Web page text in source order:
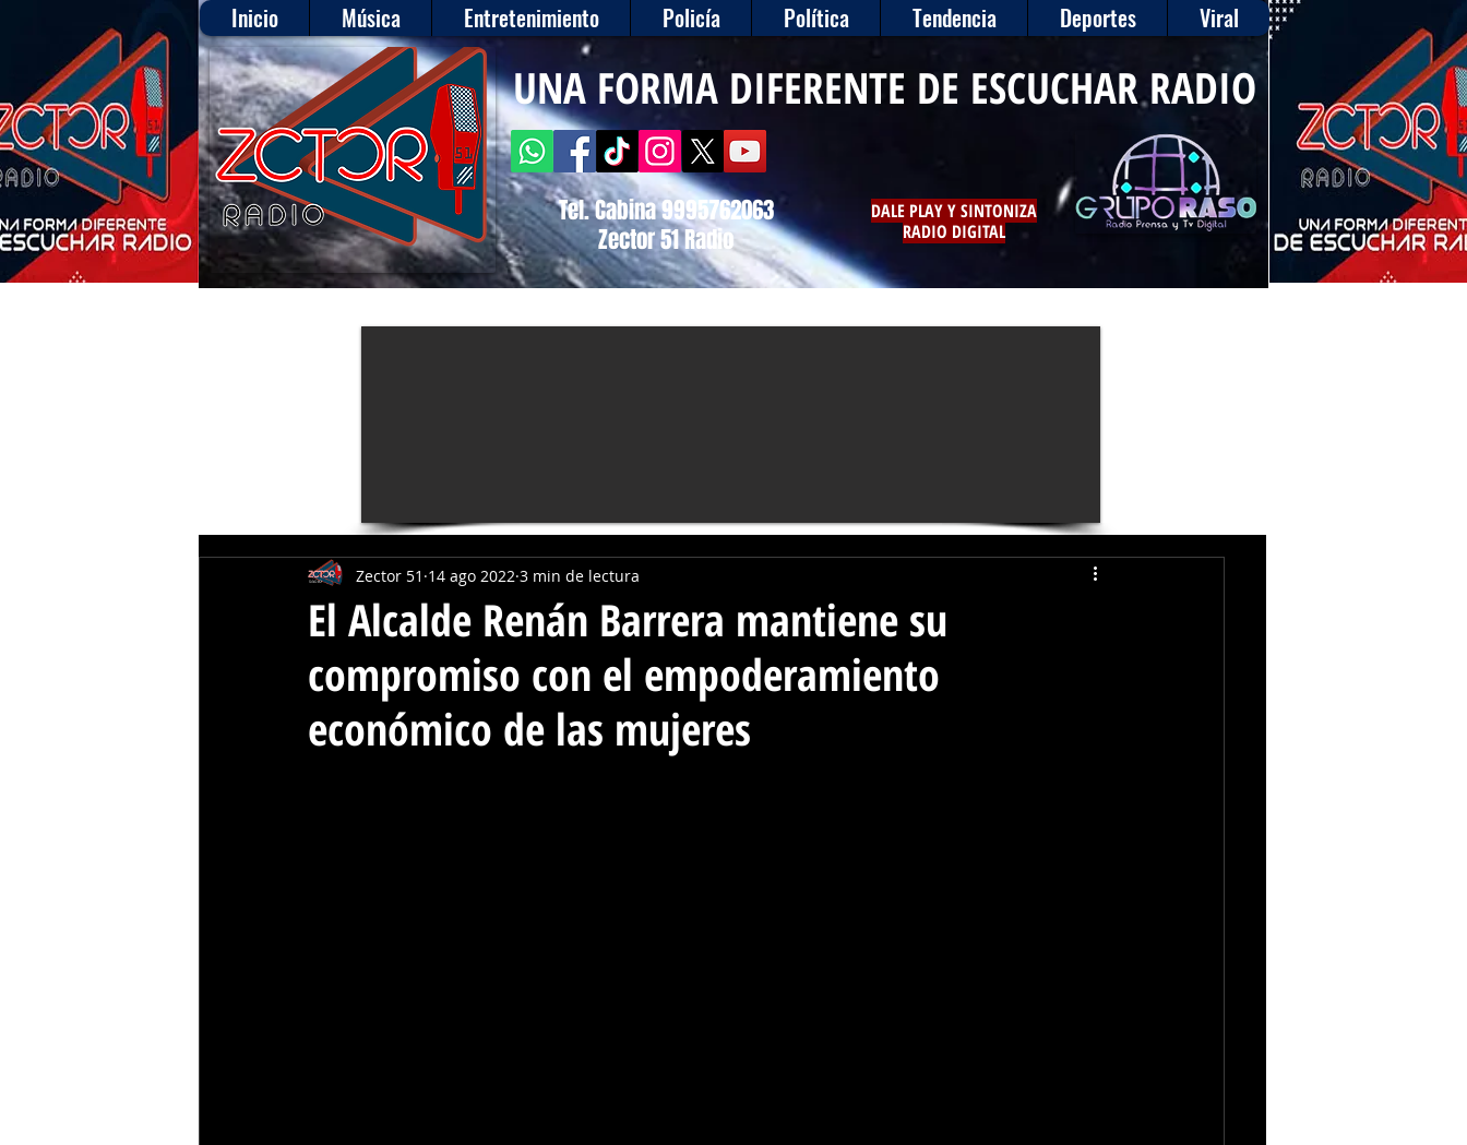
Inicio Música Entretenimiento Policía Política Tendencia Deportes Viral
Tel. Cabina 9995762063
Zector 51 Radio
DALE PLAY Y SINTONIZA
RADIO DIGITAL
UNA FORMA DIFERENTE DE ESCUCHAR RADIO
El Alcalde Renán Barrera mantiene su
compromiso con el empoderamiento
económico de las mujeres
Zector 51 14 ago 2022 3 min de lectura